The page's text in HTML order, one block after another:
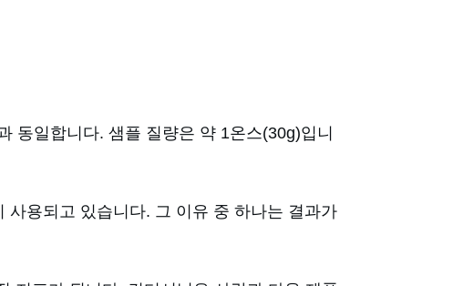
동일합니다. 샘플 질량은 약 1온스(30g)입니
용되고 있습니다. 그 이유 중 하나는 결과가